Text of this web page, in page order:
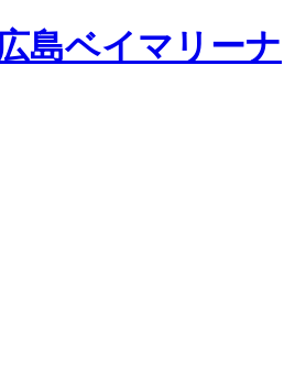
島ベイマリーナ